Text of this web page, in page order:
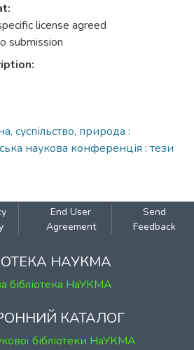
license agreed
submission
суспільство, природа :
наукова конференція : тези
End User
Agreement
Send
Feedback
НАУКМА
бібліотека НаУКМА
КАТАЛОГ
бібліотеки НаУКМА